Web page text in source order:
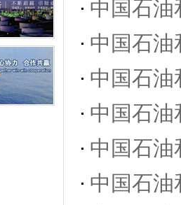
中国石油
中国石油
中国石油
中国石油
中国石油
中国石油